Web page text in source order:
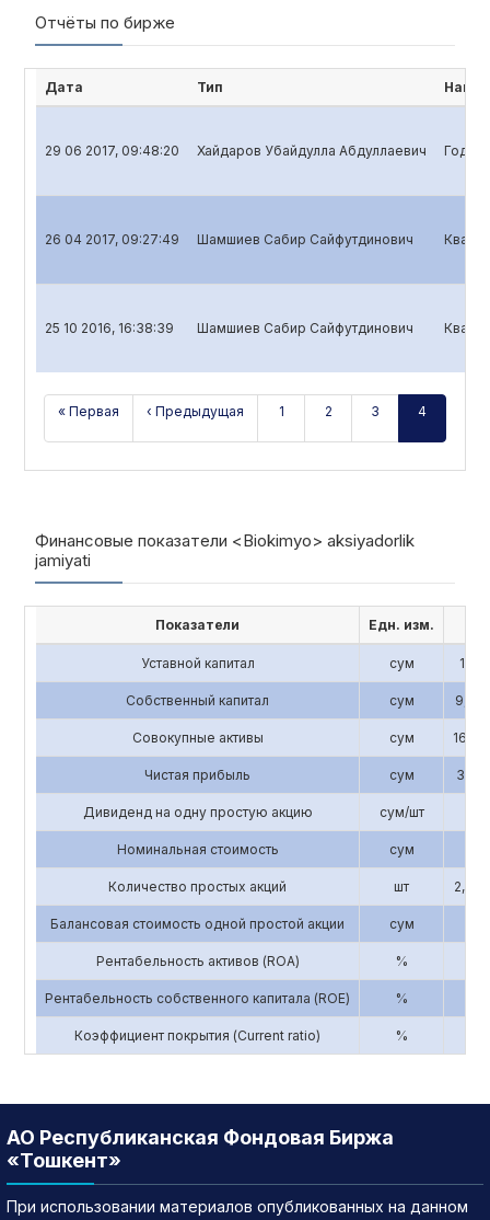
Отчёты по бирже
Дата Тип
29 06 2017, 09:48:20 Хайдаров Убайдулла Абдуллаевич
26 04 2017, 09:27:49 Шамшиев Сабир Сайфутдинович
25 10 2016, 16:38:39 Шамшиев Сабир Сайфутдинович
« Первая ‹ Предыдущая 1 2 3 4
Финансовые показатели <Biokimyo> aksiyadorlik
jamiyati
Показатели Едн. изм.
Уставной капитал сум
Собственный капитал сум
Совокупные активы сум
Чистая прибыль сум
Дивиденд на одну простую акцию сум/шт
Номинальная стоимость сум
Количество простых акций шт
Балансовая стоимость одной простой акции сум
Рентабельность активов (ROA) %
Рентабельность собственного капитала (ROE) %
Коэффициент покрытия (Current ratio) %
АО Республиканская Фондовая Биржа
«Тошкент»
При использовании материалов опубликованных на данном